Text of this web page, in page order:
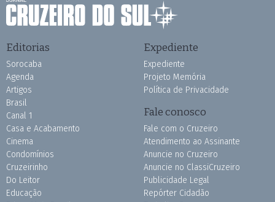
Editorias
Sorocaba
Agenda
Artigos
Brasil
Canal 1
Casa e Acabamento
Cinema
Condomínios
Cruzeirinho
Do Leitor
Educação
Expediente
Expediente
Projeto Memória
Política de Privacidade
Fale conosco
Fale com o Cruzeiro
Atendimento ao Assinante
Anuncie no Cruzeiro
Anuncie no ClassiCruzeiro
Publicidade Legal
Repórter Cidadão